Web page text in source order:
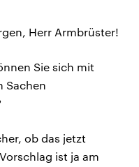
Herr Armbrüster!
Sie sich mit
Sachen
ob das jetzt
ist ja am